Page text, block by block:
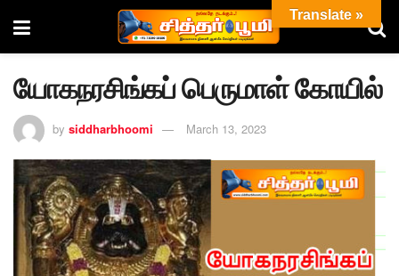
யோகநரசிங்கப் பெருமாள் கோயில்
by siddharbhoomi March 13, 2023
Translate »